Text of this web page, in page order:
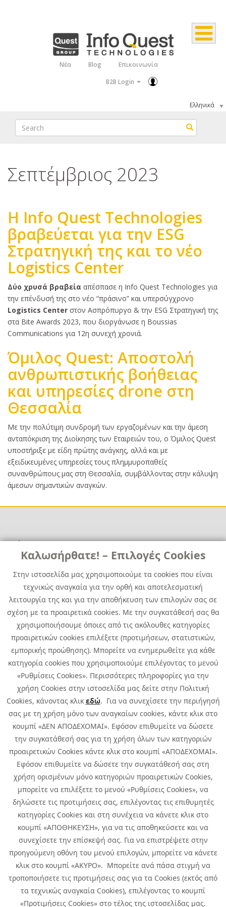
Καλωσήρθατε! – Επιλογές Cookies
Στην ιστοσελίδα μας χρησιμοποιούμε τα cookies που είναι
τεχνικώς αναγκαία για την ορθή και αποτελεσματική
λειτουργία της και για την αποθήκευση των επιλογών σας σε
σχέση με τα προαιρετικά cookies. Με την συγκατάθεσή σας θα
χρησιμοποιήσουμε όποιες από τις ακόλουθες κατηγορίες
προαιρετικών cookies επιλέξετε (προτιμήσεων, στατιστικών,
εμπορικής προώθησης). Μπορείτε να ενημερωθείτε για κάθε
κατηγορία cookies που χρησιμοποιούμε επιλέγοντας το μενού
«Ρυθμίσεις Cookies». Περισσότερες πληροφορίες για την
χρήση Cookies στην ιστοσελίδα μας δείτε στην Πολιτική
Cookies, κάνοντας κλικ εδώ. Για να συνεχίσετε την περιήγησή
σας με τη χρήση μόνο των αναγκαίων cookies, κάντε κλικ στο
κουμπί «ΔΕΝ ΑΠΟΔΕΧΟΜΑΙ». Εφόσον επιθυμείτε να δώσετε
την συγκατάθεσή σας για τη χρήση όλων των κατηγοριών
προαιρετικών Cookies κάντε κλικ στο κουμπί «ΑΠΟΔΕΧΟΜΑΙ».
Εφόσον επιθυμείτε να δώσετε την συγκατάθεσή σας στη
χρήση ορισμένων μόνο κατηγοριών προαιρετικών Cookies,
μπορείτε να επιλέξετε το μενού «Ρυθμίσεις Cookies», να
δηλώσετε τις προτιμήσεις σας, επιλέγοντας τις επιθυμητές
κατηγορίες Cookies και στη συνέχεια να κάνετε κλικ στο
κουμπί «ΑΠΟΘΗΚΕΥΣΗ», για να τις αποθηκεύσετε και να
συνεχίσετε την επίσκεψή σας. Για να επιστρέψετε στην
προηγούμενη οθόνη του μενού επιλογών, μπορείτε να κάνετε
κλικ στο κουμπί «ΑΚΥΡΟ». Μπορείτε ανά πάσα στιγμή να
τροποποιήσετε τις προτιμήσεις σας για τα Cookies (εκτός από
τα τεχνικώς αναγκαία Cookies), επιλέγοντας το κουμπί
«Προτιμήσεις Cookies» στο τέλος της ιστοσελίδας μας.
Νέα Blog
Επικοινωνία
B2B Login
Select
your
language
Search Search
Σεπτέμβριος 2023
Η Info Quest Technologies
βραβεύεται για την ESG
Στρατηγική της και το νέο
Logistics Center
Κυρίως
κείμενο
Δύο χρυσά βραβεία απέσπασε η Info Quest Technologies για
την επένδυσή της στο νέο “πράσινο” και υπερσύγχρονο
Logistics Center στον Ασπρόπυργο & την ΕSG Στρατηγική της
στα Bite Awards 2023, που διοργάνωσε η Boussias
Communications για 12η συνεχή χρονιά.
Όμιλος Quest: Αποστολή
ανθρωπιστικής βοήθειας
και υπηρεσίες drone στη
Θεσσαλία
Κυρίως
κείμενο
Με την πολύτιμη συνδρομή των εργαζομένων και την άμεση
ανταπόκριση της Διοίκησης των Εταιρειών του, ο Όμιλος Quest
υποστήριξε με είδη πρώτης ανάγκης, αλλά και με
εξειδικευμένες υπηρεσίες τους πλημμυροπαθείς
συνανθρώπους μας στη Θεσσαλία, συμβάλλοντας στην κάλυψη
άμεσων σημαντικών αναγκών.
Χρήσιμα
Χρήσιμα
Επικοινωνία
Media Kit
Καριέρα
Όμιλος Quest
Site Map
Copyright © 2026 Infoquest.gr Με επιφύλαξη κάθε νόμιμου δικαιώματος.
Πολιτική Cookies Προτιμήσεις Cookies | Όροι Χρήσης
Πολιτική Απορρήτου: Για να ενημερωθείτε σχετικά με την επεξεργασία
προσωπικών δεδομένων πατήστεεδώ .